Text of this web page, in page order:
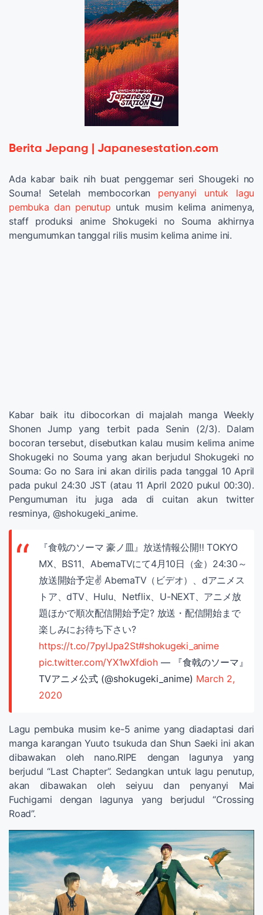
Berita Jepang | Japanesestation.com
Ada kabar baik nih buat penggemar seri Shougeki no
Souma! Setelah membocorkan penyanyi untuk lagu
pembuka dan penutup untuk musim kelima animenya,
staff produksi anime Shokugeki no Souma akhirnya
mengumumkan tanggal rilis musim kelima anime ini.
Kabar baik itu dibocorkan di majalah manga Weekly
Shonen Jump yang terbit pada Senin (2/3). Dalam
bocoran tersebut, disebutkan kalau musim kelima anime
Shokugeki no Souma yang akan berjudul Shokugeki no
Souma: Go no Sara ini akan dirilis pada tanggal 10 April
pada pukul 24:30 JST (atau 11 April 2020 pukul 00:30).
Pengumuman itu juga ada di cuitan akun twitter
resminya, @shokugeki_anime.
『食戟のソーマ 豪ノ皿』放送情報公開‼️ TOKYO
MX、BS11、AbemaTVにて4月10日（金）24:30～
放送開始予定✌️ AbemaTV（ビデオ）、dアニメス
トア、dTV、Hulu、Netflix、U-NEXT、アニメ放
題ほかで順次配信開始予定? 放送・配信開始まで
楽しみにお待ち下さい?
https://t.co/7pylJpa2St#shokugeki_anime
pic.twitter.com/YX1wXfdioh— 『食戟のソーマ』
TVアニメ公式 (@shokugeki_anime) March 2,
2020
Lagu pembuka musim ke-5 anime yang diadaptasi dari
manga karangan Yuuto tsukuda dan Shun Saeki ini akan
dibawakan oleh nano.RIPE dengan lagunya yang
berjudul “Last Chapter”. Sedangkan untuk lagu penutup,
akan dibawakan oleh seiyuu dan penyanyi Mai
Fuchigami dengan lagunya yang berjudul “Crossing
Road”.